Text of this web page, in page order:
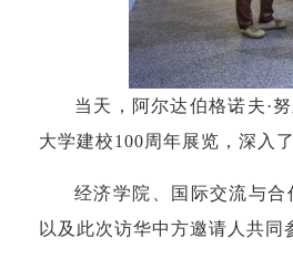
当天，阿尔达伯格诺夫·
大学建校100周年展览，深入
经济学院、国际交流与
以及此次访华中方邀请人共同